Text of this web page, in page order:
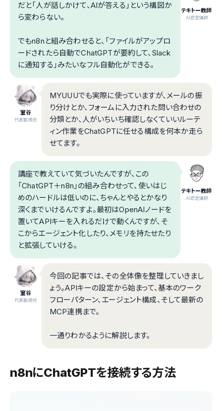
テキトー教師
.AI認定講師
だと「人が話しかけて、AIが答える」という構図か
ら変わらない。
でもn8nと組み合わせると、「ファイルがアップロ
ードされたら自動でChatGPTが要約して、Slack
に通知する」みたいなフル自動化ができる。
室谷
代表取締役
MYUUUでも実際に使っていますが、メールの振
り分けとか、フォームに入力された問い合わせの
分類とか、人がいちいち確認しなくていいルーテ
ィン作業をChatGPTに任せる構成を何本か走ら
せてます。
テキトー教師
.AI認定講師
講座で教えていて気づいたんですが、この
「ChatGPT＋n8n」の組み合わせって、使いはじ
めのハードルは低いのに、ちゃんとやるとかなり
深くまでいけるんですよ。最初はOpenAIノードを
置いてAPIキーを入れるだけで動くんですが、そ
こからエージェント化したり、メモリを持たせたり
と拡張していける。
室谷
代表取締役
今回の記事では、その全体像を整理していきまし
ょう。APIキーの設定から始まって、基本のワーク
フローパターン、エージェント構成、そして最新の
MCP連携まで。
一通りわかるように解説します。
n8nにChatGPTを接続する方法